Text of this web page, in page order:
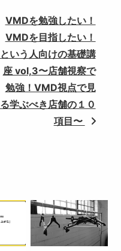
VMDを勉強したい！
VMDを目指したい！
という人向けの基礎講
座 vol,3〜店舗視察で
勉強！VMD視点で見
る学ぶべき店舗の１０
項目〜